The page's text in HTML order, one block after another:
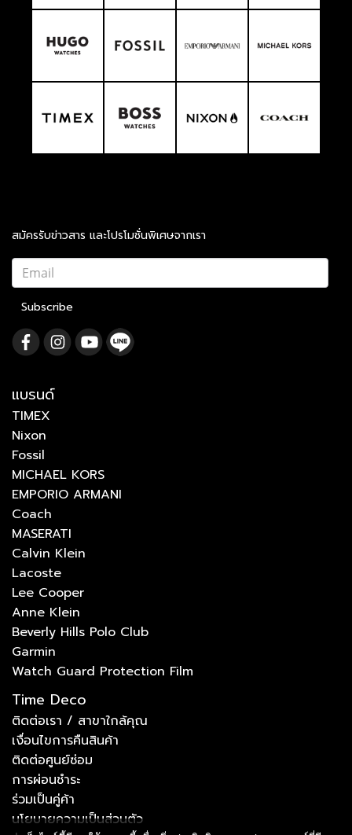
สมัครรับข่าวสาร และโปรโมชั่นพิเศษจากเรา
Subscribe
แบรนด์
TIMEX
Nixon
Fossil
MICHAEL KORS
EMPORIO ARMANI
Coach
MASERATI
Calvin Klein
Lacoste
Lee Cooper
Anne Klein
Beverly Hills Polo Club
Garmin
Watch Guard Protection Film
Time Deco
ติดต่อเรา / สาขาใกล้คุณ
เงื่อนไขการคืนสินค้า
ติดต่อศูนย์ซ่อม
การผ่อนชำระ
ร่วมเป็นคู่ค้า
นโยบายความเป็นส่วนตัว